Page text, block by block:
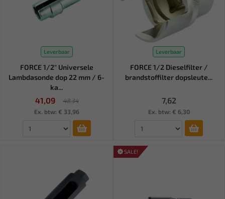
Leverbaar
FORCE 1/2" Universele
Lambdasonde dop 22 mm / 6-
ka...
41,09
48,34
Ex. btw: € 33,96
Leverbaar
FORCE 1/2 Dieselfilter /
brandstoffilter dopsleute...
7,62
Ex. btw: € 6,30
SALE!